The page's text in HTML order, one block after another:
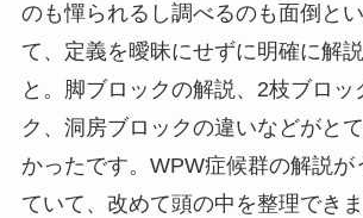
のも憚られるし調べるのも面倒と
て、定義を曖昧にせずに明確に解
と。脚ブロックの解説、2枝ブロッ
ク、洞房ブロックの違いなどがと
かったです。WPW症候群の解説が
ていて、改めて頭の中を整理できま